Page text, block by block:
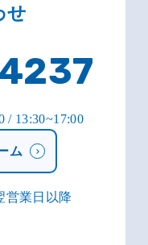
せ
/ 13:30~17:00
ム
営業日以降